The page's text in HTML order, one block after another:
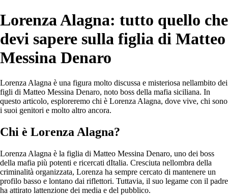
Lorenza Alagna: tutto quello che
devi sapere sulla figlia di Matteo
Messina Denaro
Lorenza Alagna è una figura molto discussa e misteriosa nellambito dei
figli di Matteo Messina Denaro, noto boss della mafia siciliana. In
questo articolo, esploreremo chi è Lorenza Alagna, dove vive, chi sono
i suoi genitori e molto altro ancora.
Chi è Lorenza Alagna?
Lorenza Alagna è la figlia di Matteo Messina Denaro, uno dei boss
della mafia più potenti e ricercati dItalia. Cresciuta nellombra della
criminalità organizzata, Lorenza ha sempre cercato di mantenere un
profilo basso e lontano dai riflettori. Tuttavia, il suo legame con il padre
ha attirato lattenzione dei media e del pubblico.